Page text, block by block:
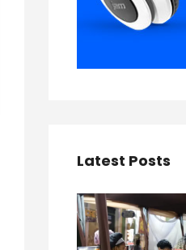
Latest Posts